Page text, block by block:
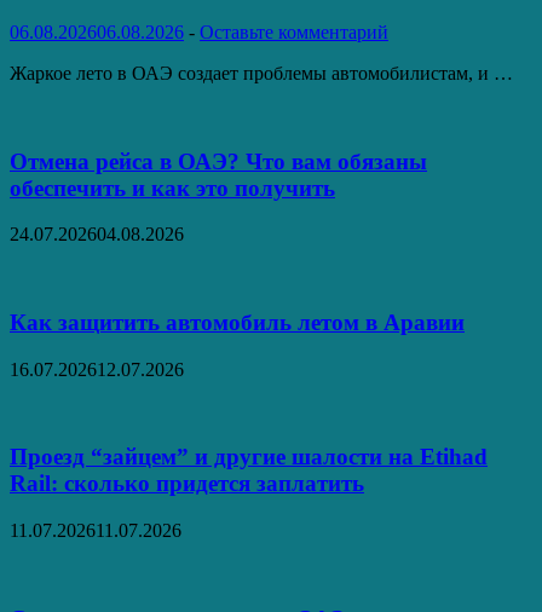
06.08.202606.08.2026 - Оставьте комментарий
Жаркое лето в ОАЭ создает проблемы автомобилистам, и …
Отмена рейса в ОАЭ? Что вам обязаны
обеспечить и как это получить
24.07.202604.08.2026
Как защитить автомобиль летом в Аравии
16.07.202612.07.2026
Проезд “зайцем” и другие шалости на Etihad
Rail: сколько придется заплатить
11.07.202611.07.2026